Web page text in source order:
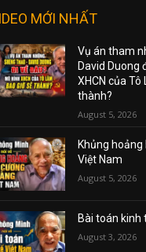
MỚI NHẤT
Vụ án tham
David Duong
XHCN của
thành?
August 5, 2026
Khủng
Việt Nam
August 5, 2026
Bài toán kinh
August 3, 2026